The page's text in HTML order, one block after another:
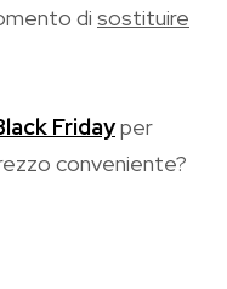
di sostituire
Fridayper
conveniente?